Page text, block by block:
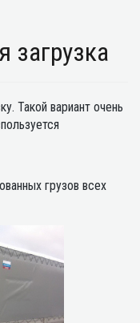
загрузка
Такой вариант очень
грузов всех